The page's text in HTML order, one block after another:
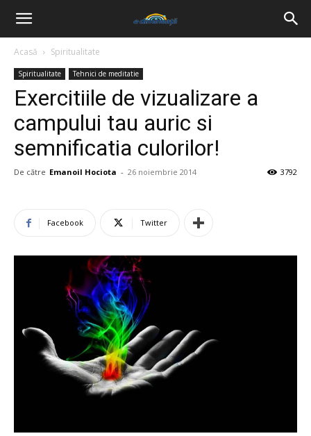
Acasă Spiritualitate
Spiritualitate Tehnici de meditatie
Exercitiile de vizualizare a
campului tau auric si
semnificatia culorilor!
De către Emanoil Hociota - 26 noiembrie 2014 3792
Facebook Twitter